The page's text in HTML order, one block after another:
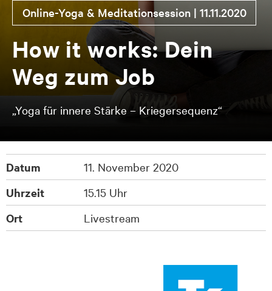
On­line-Yo­ga & Me­di­ta­ti­ons­es­si­on | 11.11.2020
How it works: Dein
Weg zum Job
„Yoga für innere Stärke – Kriegersequenz“
Datum 11. November 2020
Uhrzeit 15.15 Uhr
Ort Livestream